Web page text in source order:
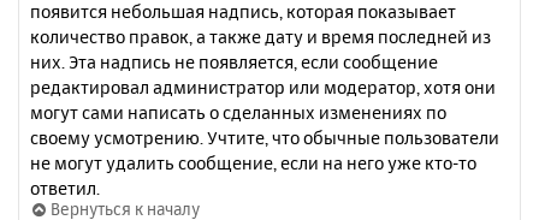
появится небольшая надпись, которая показывает
количество правок, а также дату и время последней из
них. Эта надпись не появляется, если сообщение
редактировал администратор или модератор, хотя они
могут сами написать о сделанных изменениях по
своему усмотрению. Учтите, что обычные пользователи
не могут удалить сообщение, если на него уже кто-то
ответил.
Вернуться к началу